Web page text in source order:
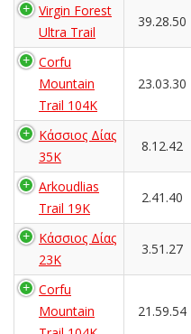
Virgin Forest
Ultra Trail
39.28.50
Corfu
Mountain
Trail 104K
23.03.30
Κάσσιος Δίας
35Κ
8.12.42
Arkoudlias
Trail 19K
2.41.40
Κάσσιος Δίας
23Κ
3.51.27
Corfu
Mountain
21.59.54